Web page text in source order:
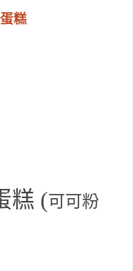
糕
糕 (可可粉